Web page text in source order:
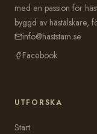
med en passion för
byggd av hästälskare,
info@haststam.se
Facebook
UTFORSKA
Start